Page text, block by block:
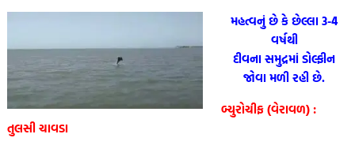
મહત્વનું છે કે છેલ્લા 3-4
વર્ષથી
દીવના સમુદ્રમાં ડોલ્ફીન
જોવા મળી રહી છે.
બ્યુરોચીફ (વેરાવળ) :
તુલસી ચાવડા